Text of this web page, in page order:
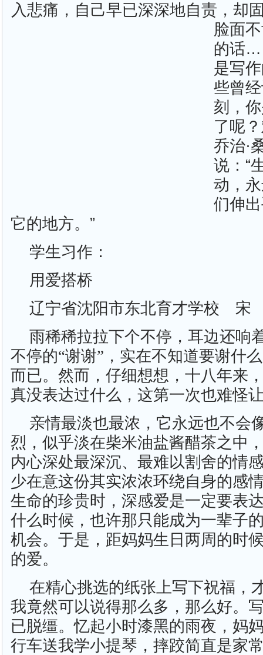
入悲痛，自己早已深深地自责，却
脸面
的话
是写
些曾
刻，
了呢
乔治·
说：“
动，
们伸
它的地方。”
学生习作：
用爱搭桥
辽宁省沈阳市东北育才学校
雨稀稀拉拉下个不停，耳边还响
不停的“谢谢”，实在不知道要谢什
而已。然而，仔细想想，十八年来
真没表达过什么，这第一次也难怪
亲情最淡也最浓，它永远也不会
烈，似乎淡在柴米油盐酱醋茶之中
内心深处最深沉、最难以割舍的情
少在意这份其实浓浓环绕自身的感
生命的珍贵时，深感爱是一定要表
什么时候，也许那只能成为一辈子
机会。于是，距妈妈生日两周的时
的爱。
在精心挑选的纸张上写下祝福，
我竟然可以说得那么多，那么好。
已脱缰。忆起小时漆黑的雨夜，妈
行车送我学小提琴，摔跤简直是家